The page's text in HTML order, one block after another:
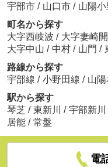
宇部市 / 山口市 / 山陽
町名から探す
大字西岐波 / 大字妻崎
大字中山 / 中村 / 山門 /
路線から探す
宇部線 / 小野田線 / 山
駅から探す
琴芝 / 東新川 / 宇部新川
居能 / 常盤
電